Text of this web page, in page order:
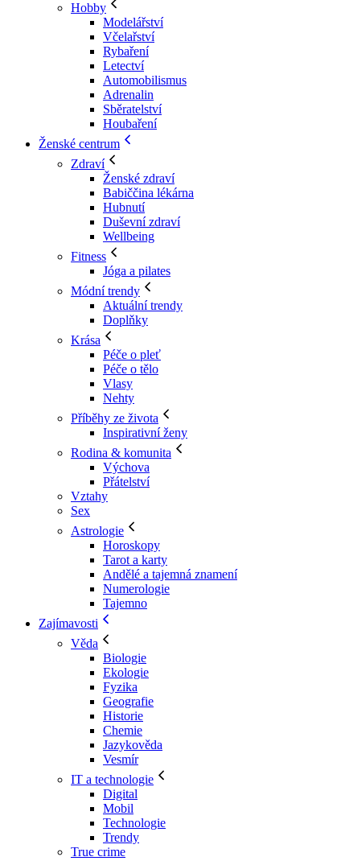
Hobby
Modelářství
Včelařství
Rybaření
Letectví
Automobilismus
Adrenalin
Sběratelství
Houbaření
Ženské centrum
Zdraví
Ženské zdraví
Babiččina lékárna
Hubnutí
Duševní zdraví
Wellbeing
Fitness
Jóga a pilates
Módní trendy
Aktuální trendy
Doplňky
Krása
Péče o pleť
Péče o tělo
Vlasy
Nehty
Příběhy ze života
Inspirativní ženy
Rodina & komunita
Výchova
Přátelství
Vztahy
Sex
Astrologie
Horoskopy
Tarot a karty
Andělé a tajemná znamení
Numerologie
Tajemno
Zajímavosti
Věda
Biologie
Ekologie
Fyzika
Geografie
Historie
Chemie
Jazykověda
Vesmír
IT a technologie
Digital
Mobil
Technologie
Trendy
True crime